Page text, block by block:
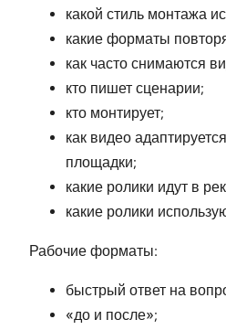
какой стиль монтажа
какие форматы
как часто снимаются
кто пишет сценарии;
кто монтирует;
как видео
площадки;
какие ролики идут в
какие ролики
Рабочие форматы:
быстрый ответ на
«до и после»;